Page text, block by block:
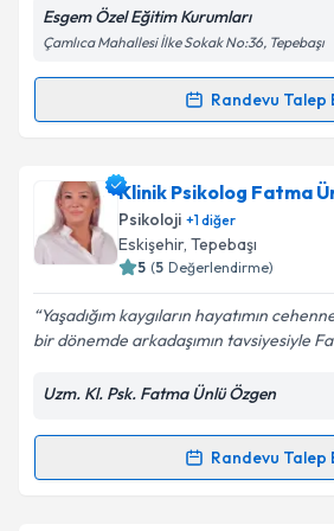
E-posta Adresiniz
kapsamda işlenmesini kabul
Takvim Talebini
Esgem Özel Eğitim Kurumları
Çamlıca Mahallesi İlke Sokak No:36, Tepebaşı
Randevu Talep
Randevu Takvimi Talebi
Psk. Emine Demirkala için
oluşturun. Size bu uzmandan
takvim hazırlandığında e-posta
E-posta Adresiniz
Metni'ni okudum ve kişisel
kapsamda işlenmesini kabul
Klinik Psikolog Fatma
Psikoloji diğer
Eskişehir,Tepebaşı
( Değerlendirme)
Yaşadığım kaygıların hayatımın
bir dönemde arkadaşımın tavsiyesiyle
Uzm. Kl. Psk. Fatma Ünlü Özgen
Randevu Talep
Randevu Takvimi Talebi